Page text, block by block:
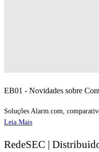
EB01 - Novidades sobre
Soluções Alarm.com,
Leia Mais
RedeSEC |